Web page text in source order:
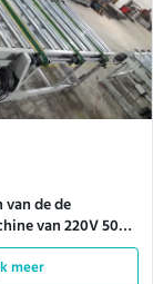
de de
van 220V 50HZ
het Vervoeren
meer